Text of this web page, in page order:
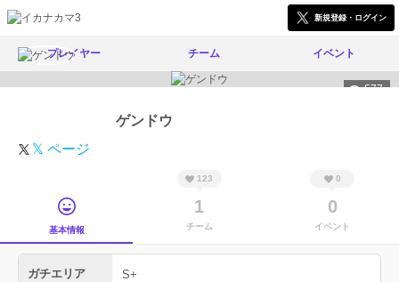
新規登録・ログイン
プレイヤー チーム イベント
577
ゲンドウ
𝕏 ページ
基本情報
123
1
チーム
0
0
イベント
ガチエリア S+